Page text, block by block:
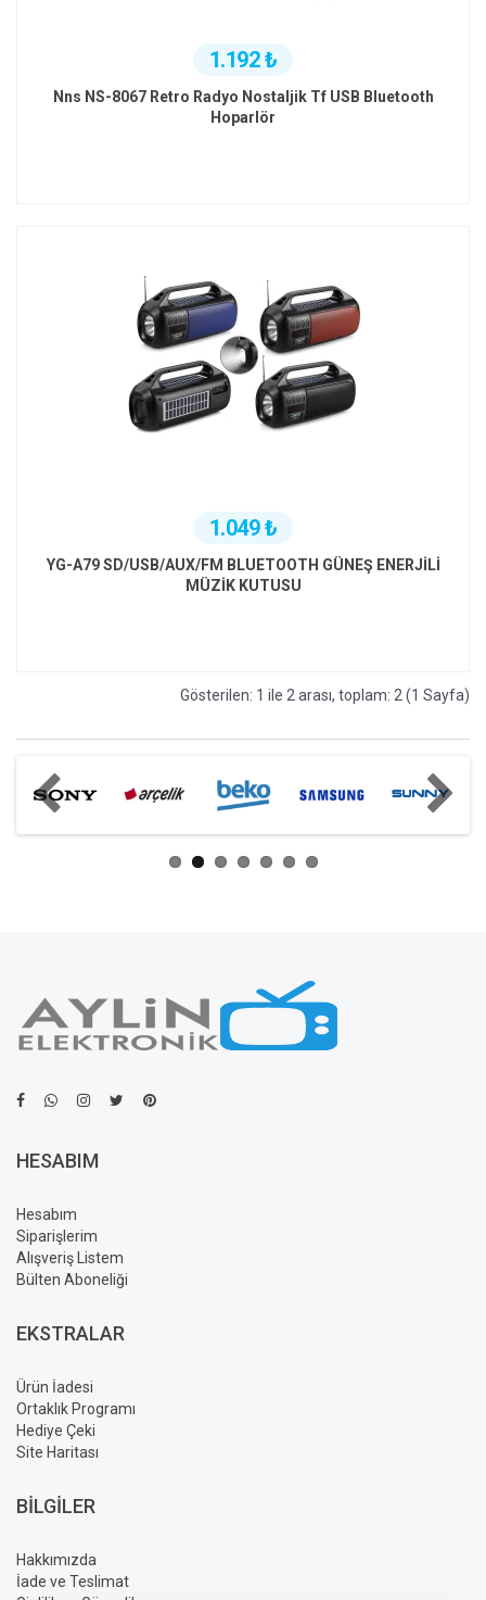
1.192 ₺
Nns NS-8067 Retro Radyo Nostaljik Tf USB Bluetooth
Hoparlör
1.049 ₺
YG-A79 SD/USB/AUX/FM BLUETOOTH GÜNEŞ ENERJİLİ
MÜZİK KUTUSU
Gösterilen: 1 ile 2 arası, toplam: 2 (1 Sayfa)
HESABIM
Hesabım
Siparişlerim
Alışveriş Listem
Bülten Aboneliği
EKSTRALAR
Ürün İadesi
Ortaklık Programı
Hediye Çeki
Site Haritası
BILGILER
Hakkımızda
İade ve Teslimat